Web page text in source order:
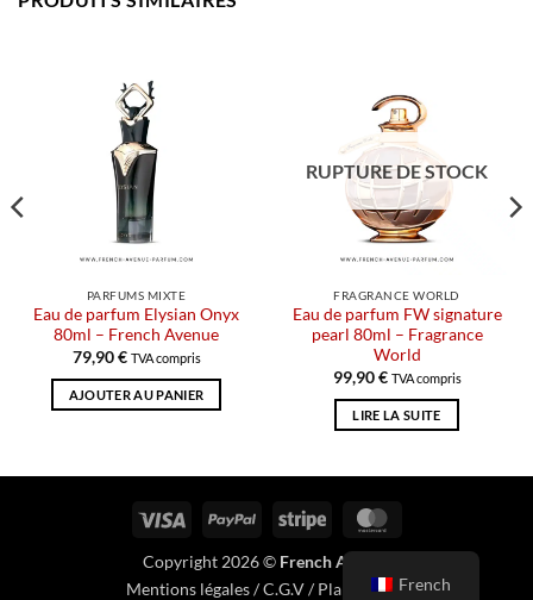
PARFUMS MIXTE
Eau de parfum Elysian Onyx
80ml – French Avenue
79,90€ TVA compris
AJOUTER AU PANIER
RUPTURE DE STOCK
FRAGRANCE WORLD
Eau de parfum FW signature
pearl 80ml – Fragrance
World
99,90€ TVA compris
LIRE LA SUITE
Visa PayPal Rayure
Copyright 2026 © French Avenue
Mentions légales/C.G.V/ Plan du site.
French